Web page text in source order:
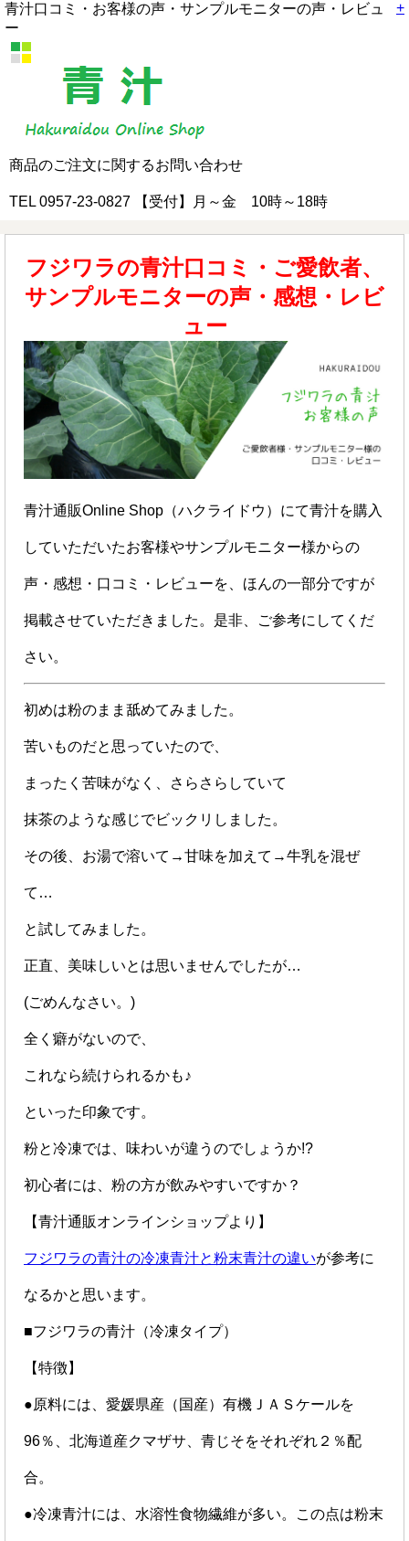
+
青汁口コミ・お客様の声・サンプルモニターの声・レビュ
ー
商品のご注文に関するお問い合わせ
TEL 0957-23-0827 【受付】月～金 10時～18時
フジワラの青汁口コミ・ご愛飲者、
サンプルモニターの声・感想・レビ
ュー
青汁通販Online Shop（ハクライドウ）にて青汁を購入
していただいたお客様やサンプルモニター様からの
声・感想・口コミ・レビューを、ほんの一部分ですが
掲載させていただきました。是非、ご参考にしてくだ
さい。
初めは粉のまま舐めてみました。
苦いものだと思っていたので、
まったく苦味がなく、さらさらしていて
抹茶のような感じでビックリしました。
その後、お湯で溶いて→甘味を加えて→牛乳を混ぜ
て…
と試してみました。
正直、美味しいとは思いませんでしたが…
(ごめんなさい。)
全く癖がないので、
これなら続けられるかも♪
といった印象です。
粉と冷凍では、味わいが違うのでしょうか!?
初心者には、粉の方が飲みやすいですか？
【青汁通販オンラインショップより】
フジワラの青汁の冷凍青汁と粉末青汁の違いが参考に
なるかと思います。
■フジワラの青汁（冷凍タイプ）
【特徴】
●原料には、愛媛県産（国産）有機ＪＡＳケールを
96％、北海道産クマザサ、青じそをそれぞれ２％配
合。
●冷凍青汁には、水溶性食物繊維が多い。この点は粉末